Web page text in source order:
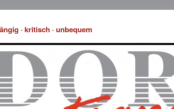
· kritisch · unbequem